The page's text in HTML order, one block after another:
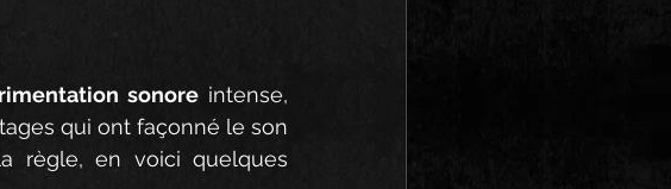
sonore intense,
qui ont façonné le son
règle, en voici quelques